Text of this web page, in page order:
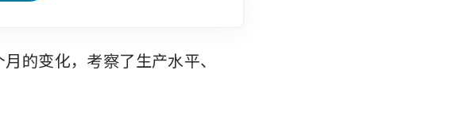
的变化，考察了生产水平、